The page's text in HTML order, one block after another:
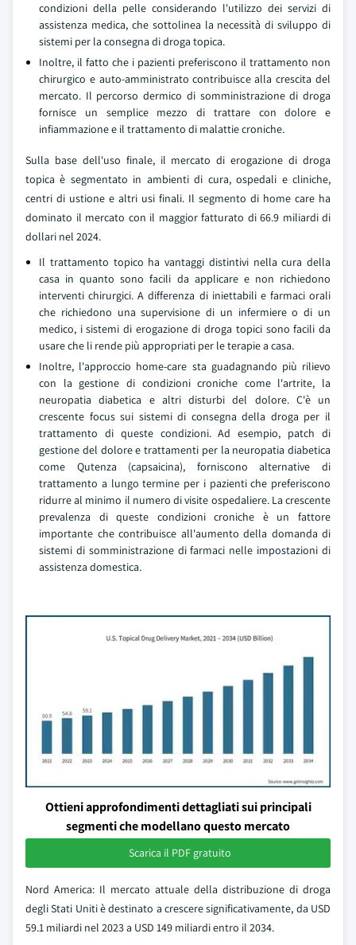
condizioni della pelle considerando l'utilizzo dei servizi di
assistenza medica, che sottolinea la necessità di sviluppo di
sistemi per la consegna di droga topica.
Inoltre, il fatto che i pazienti preferiscono il trattamento non
chirurgico e auto-amministrato contribuisce alla crescita del
mercato. Il percorso dermico di somministrazione di droga
fornisce un semplice mezzo di trattare con dolore e
infiammazione e il trattamento di malattie croniche.
Sulla base dell'uso finale, il mercato di erogazione di droga
topica è segmentato in ambienti di cura, ospedali e cliniche,
centri di ustione e altri usi finali. Il segmento di home care ha
dominato il mercato con il maggior fatturato di 66.9 miliardi di
dollari nel 2024.
Il trattamento topico ha vantaggi distintivi nella cura della
casa in quanto sono facili da applicare e non richiedono
interventi chirurgici. A differenza di iniettabili e farmaci orali
che richiedono una supervisione di un infermiere o di un
medico, i sistemi di erogazione di droga topici sono facili da
usare che li rende più appropriati per le terapie a casa.
Inoltre, l'approccio home-care sta guadagnando più rilievo
con la gestione di condizioni croniche come l'artrite, la
neuropatia diabetica e altri disturbi del dolore. C'è un
crescente focus sui sistemi di consegna della droga per il
trattamento di queste condizioni. Ad esempio, patch di
gestione del dolore e trattamenti per la neuropatia diabetica
come Qutenza (capsaicina), forniscono alternative di
trattamento a lungo termine per i pazienti che preferiscono
ridurre al minimo il numero di visite ospedaliere. La crescente
prevalenza di queste condizioni croniche è un fattore
importante che contribuisce all'aumento della domanda di
sistemi di somministrazione di farmaci nelle impostazioni di
assistenza domestica.
Ottieni approfondimenti dettagliati sui principali
segmenti che modellano questo mercato
Scarica il PDF gratuito
Nord America: Il mercato attuale della distribuzione di droga
degli Stati Uniti è destinato a crescere significativamente, da USD
59.1 miliardi nel 2023 a USD 149 miliardi entro il 2034.